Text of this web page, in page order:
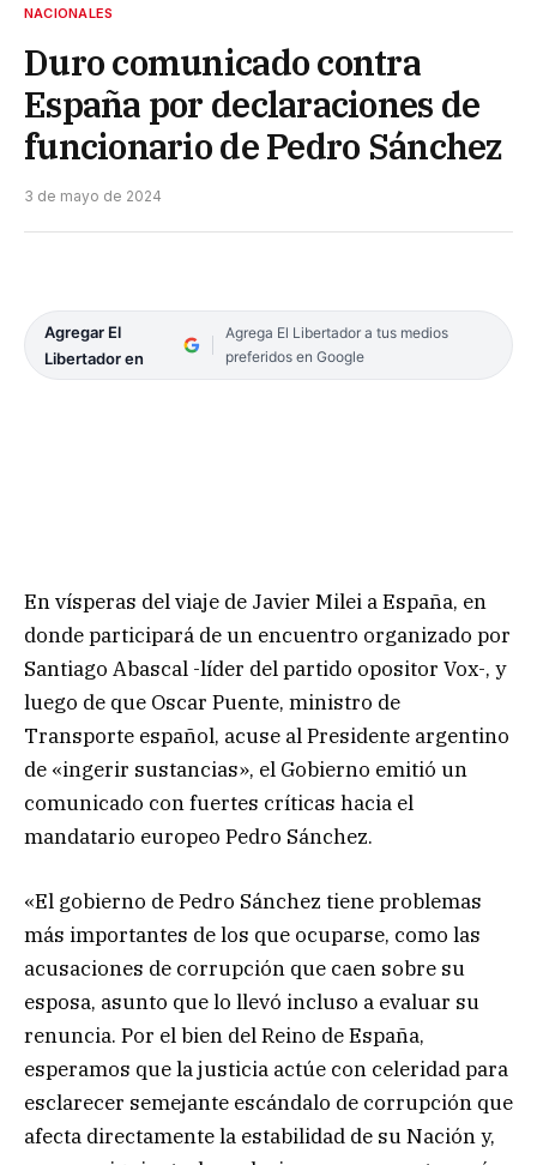
NACIONALES
Duro comunicado contra
España por declaraciones de
funcionario de Pedro Sánchez
3 de mayo de 2024
Agregar El
Libertador en
Agrega El Libertador a tus medios
preferidos en Google
En vísperas del viaje de Javier Milei a España, en
donde participará de un encuentro organizado por
Santiago Abascal -líder del partido opositor Vox-, y
luego de que Oscar Puente, ministro de
Transporte español, acuse al Presidente argentino
de «ingerir sustancias», el Gobierno emitió un
comunicado con fuertes críticas hacia el
mandatario europeo Pedro Sánchez.
«El gobierno de Pedro Sánchez tiene problemas
más importantes de los que ocuparse, como las
acusaciones de corrupción que caen sobre su
esposa, asunto que lo llevó incluso a evaluar su
renuncia. Por el bien del Reino de España,
esperamos que la justicia actúe con celeridad para
esclarecer semejante escándalo de corrupción que
afecta directamente la estabilidad de su Nación y,